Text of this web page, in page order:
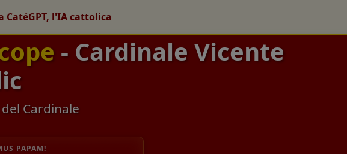
l'IA cattolica
- Cardinale Vicente
Cardinale
PAPAM!